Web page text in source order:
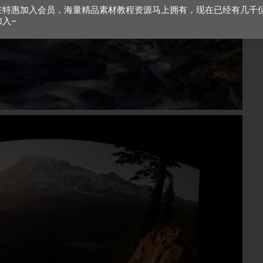
特惠加入会员，海量精品素材教程资源马上拥有，现在已经有几千
入~